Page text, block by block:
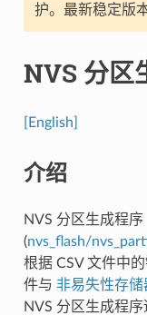
护。最新稳定版
NVS 分区
[English]
介绍
NVS 分区生成程序
(nvs_flash/
根据 CSV 文件中
件与 非易失性存储
NVS 分区生成程